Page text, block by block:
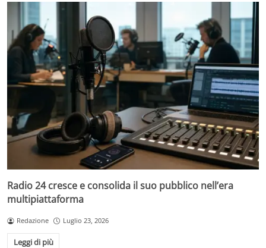
Radio 24 cresce e consolida il suo pubblico nell’era
multipiattaforma
Redazione Luglio 23, 2026
Leggi di più